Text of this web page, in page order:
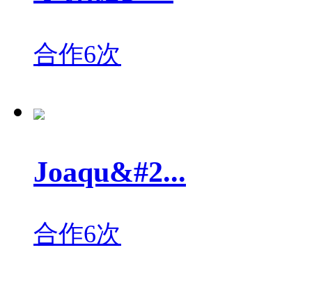
合作6次
Joaqu&#2...
合作6次